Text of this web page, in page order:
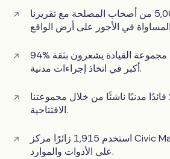
تفاعل أكثر من 5,000 من أصحاب المصلحة مع تقريرنا
94% من المشاركين في مجموعة القيادة يشعرون بثقة
أكبر في اتخاذ إجراءات مدنية.
تم تدريب 20 قائدًا مدنيًا ناشئًا من خلال مجموعتنا
الافتتاحية.
استخدم 1,915 زائرًا مركز Civic Matters Hub للحصول
على الأدوات والموارد.